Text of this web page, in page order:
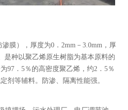
膜），厚度为0．2mm－3.0mm，厚
是种以聚乙烯原生树脂为基本原料的
97．5％的高密度聚乙烯，约2．5％
剂等辅料。防渗、隔离性能强。